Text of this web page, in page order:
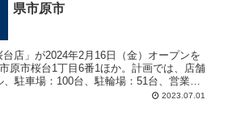
県市原市
台店」が2024年2月16日（金）オープンを
原市桜台1丁目6番1ほか。計画では、店舗
駐車場：100台、駐輪場：51台、営業時
2023.07.01